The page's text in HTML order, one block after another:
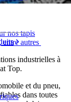
nos tapis
entre autres
industrielles à
Top.
et du pneu,
dans toutes